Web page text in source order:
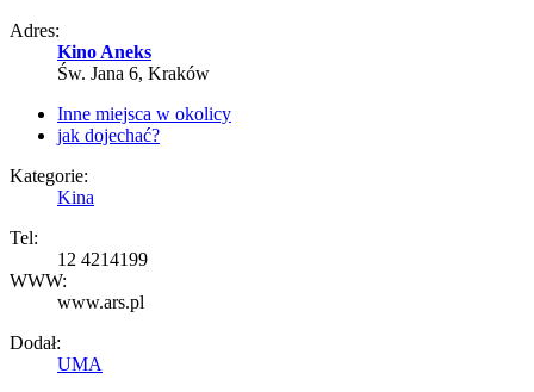
Adres:
Kino Aneks
Św. Jana 6, Kraków
Inne miejsca w okolicy
jak dojechać?
Kategorie:
Kina
Tel:
12 4214199
WWW:
www.ars.pl
Dodał:
UMA